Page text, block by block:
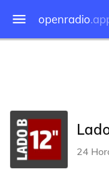
openradio
24